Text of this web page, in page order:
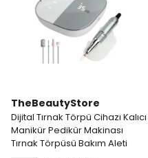
TheBeautyStore
Dijital Tırnak Törpü Cihazı Kalıcı
Manikür Pedikür Makinası
Tırnak Törpüsü Bakım Aleti